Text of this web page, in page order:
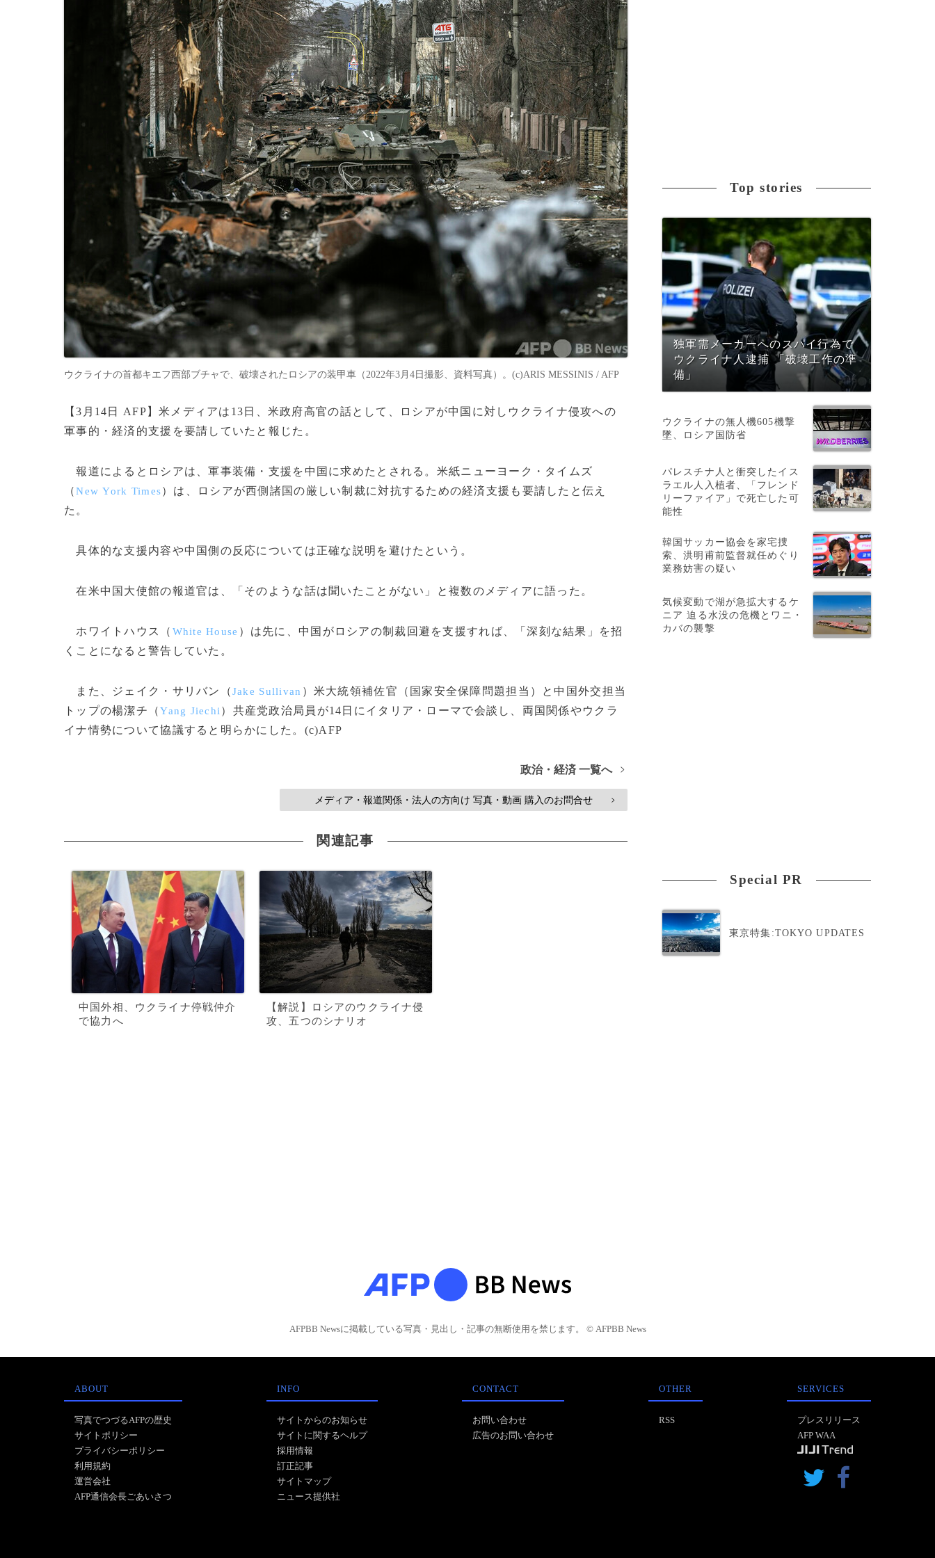
ウクライナの首都キエフ西部ブチャで、破壊されたロシアの装甲車（2022年3月4日撮影、資料写真）。(c)ARIS MESSINIS / AFP
【3月14日 AFP】米メディアは13日、米政府高官の話として、ロシアが中国に対しウクライナ侵攻への
軍事的・経済的支援を要請していたと報じた。
報道によるとロシアは、軍事装備・支援を中国に求めたとされる。米紙ニューヨーク・タイムズ
（New York Times）は、ロシアが西側諸国の厳しい制裁に対抗するための経済支援も要請したと伝え
た。
具体的な支援内容や中国側の反応については正確な説明を避けたという。
在米中国大使館の報道官は、「そのような話は聞いたことがない」と複数のメディアに語った。
ホワイトハウス（ White House ）は先に、中国がロシアの制裁回避を支援すれば、「深刻な結果」を招
くことになると警告していた。
また、ジェイク・サリバン（Jake Sullivan ）米大統領補佐官（国家安全保障問題担当）と中国外交担当
トップの楊潔チ（Yang Jiechi ）共産党政治局員が14日にイタリア・ローマで会談し、両国関係やウクラ
イナ情勢について協議すると明らかにした。(c)AFP
政治・経済 一覧へ >
メディア・報道関係・法人の方向け 写真・動画 購入のお問合せ >
関連記事
中国外相、ウクライナ停戦仲介
で協力へ
【解説】ロシアのウクライナ侵
攻、五つのシナリオ
Top stories
独軍需メーカーへのスパイ行為で
ウクライナ人逮捕 「破壊工作の準
備」
ウクライナの無人機605機撃
墜、ロシア国防省
パレスチナ人と衝突したイス
ラエル人入植者、「フレンド
リーファイア」で死亡した可
能性
韓国サッカー協会を家宅捜
索、洪明甫前監督就任めぐり
業務妨害の疑い
気候変動で湖が急拡大するケ
ニア 迫る水没の危機とワニ・
カバの襲撃
Special PR
東京特集:TOKYO UPDATES
AFPBB Newsに掲載している写真・見出し・記事の無断使用を禁じます。 © AFPBB News
ABOUT
写真でつづるAFPの歴史
サイトポリシー
プライバシーポリシー
利用規約
運営会社
AFP通信会長ごあいさつ
INFO
サイトからのお知らせ
サイトに関するヘルプ
採用情報
訂正記事
サイトマップ
ニュース提供社
CONTACT
お問い合わせ
広告のお問い合わせ
OTHER
RSS
SERVICES
プレスリリース
AFP WAA